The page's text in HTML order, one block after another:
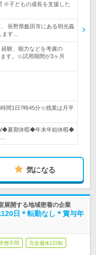
※子どもの成長を支援した
長野県飯田市にある明光義
ます…
験、能力などを考慮の
す。☆試用期間が3ヶ月
間1日7時45分☆残業は月平
夏期休暇◆年末年始休暇◆
気になる
展開する地域密着の企業
日＊転勤なし＊賞与年
歴不問 完全週休2日制